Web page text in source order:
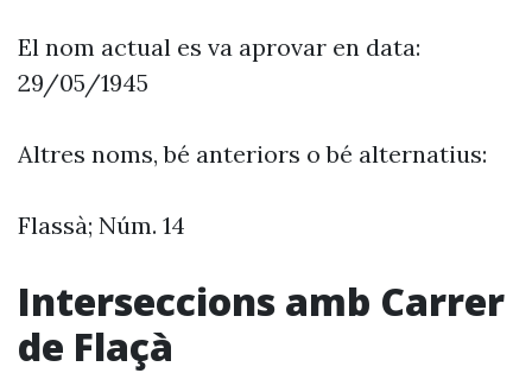
El nom actual es va aprovar en data:
29/05/1945
Altres noms, bé anteriors o bé alternatius:
Flassà; Núm. 14
Interseccions amb Carrer
de Flaçà